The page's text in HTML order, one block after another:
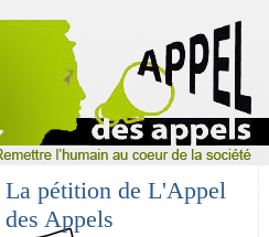
L'Appel des Appels
La pétition de L'Appel
des Appels